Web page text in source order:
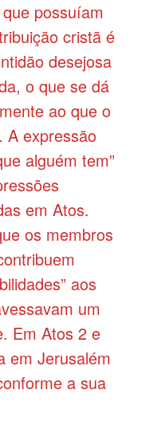
possuíam
cristã é
desejosa
o que se dá
ao que o
A expressão
alguém tem”
em Atos.
os membros
aos
um
Em Atos 2 e
em Jerusalém
a sua